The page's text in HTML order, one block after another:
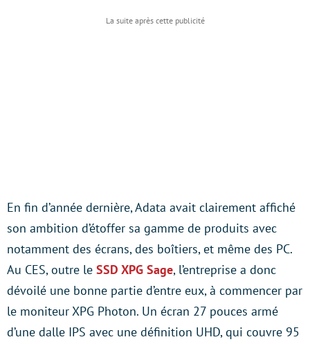
En fin d’année dernière, Adata avait clairement affiché
son ambition d’étoffer sa gamme de produits avec
notamment des écrans, des boîtiers, et même des PC.
Au CES, outre le SSD XPG Sage, l’entreprise a donc
dévoilé une bonne partie d’entre eux, à commencer par
le moniteur XPG Photon. Un écran 27 pouces armé
d’une dalle IPS avec une définition UHD, qui couvre 95